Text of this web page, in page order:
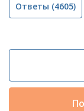
Ответы (4605)